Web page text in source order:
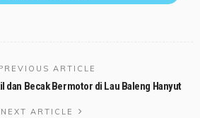
ARTICLE
dan Becak Bermotor di Lau Baleng Hanyut
NEXT ARTICLE